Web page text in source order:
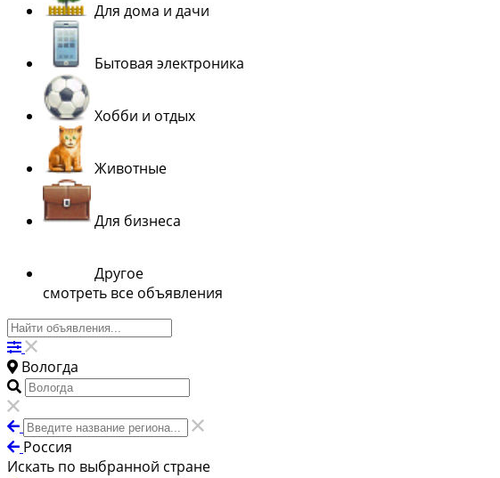
Для дома и дачи
Бытовая электроника
Хобби и отдых
Животные
Для бизнеса
Другое
смотреть все объявления
Вологда
Россия
Искать по выбранной стране